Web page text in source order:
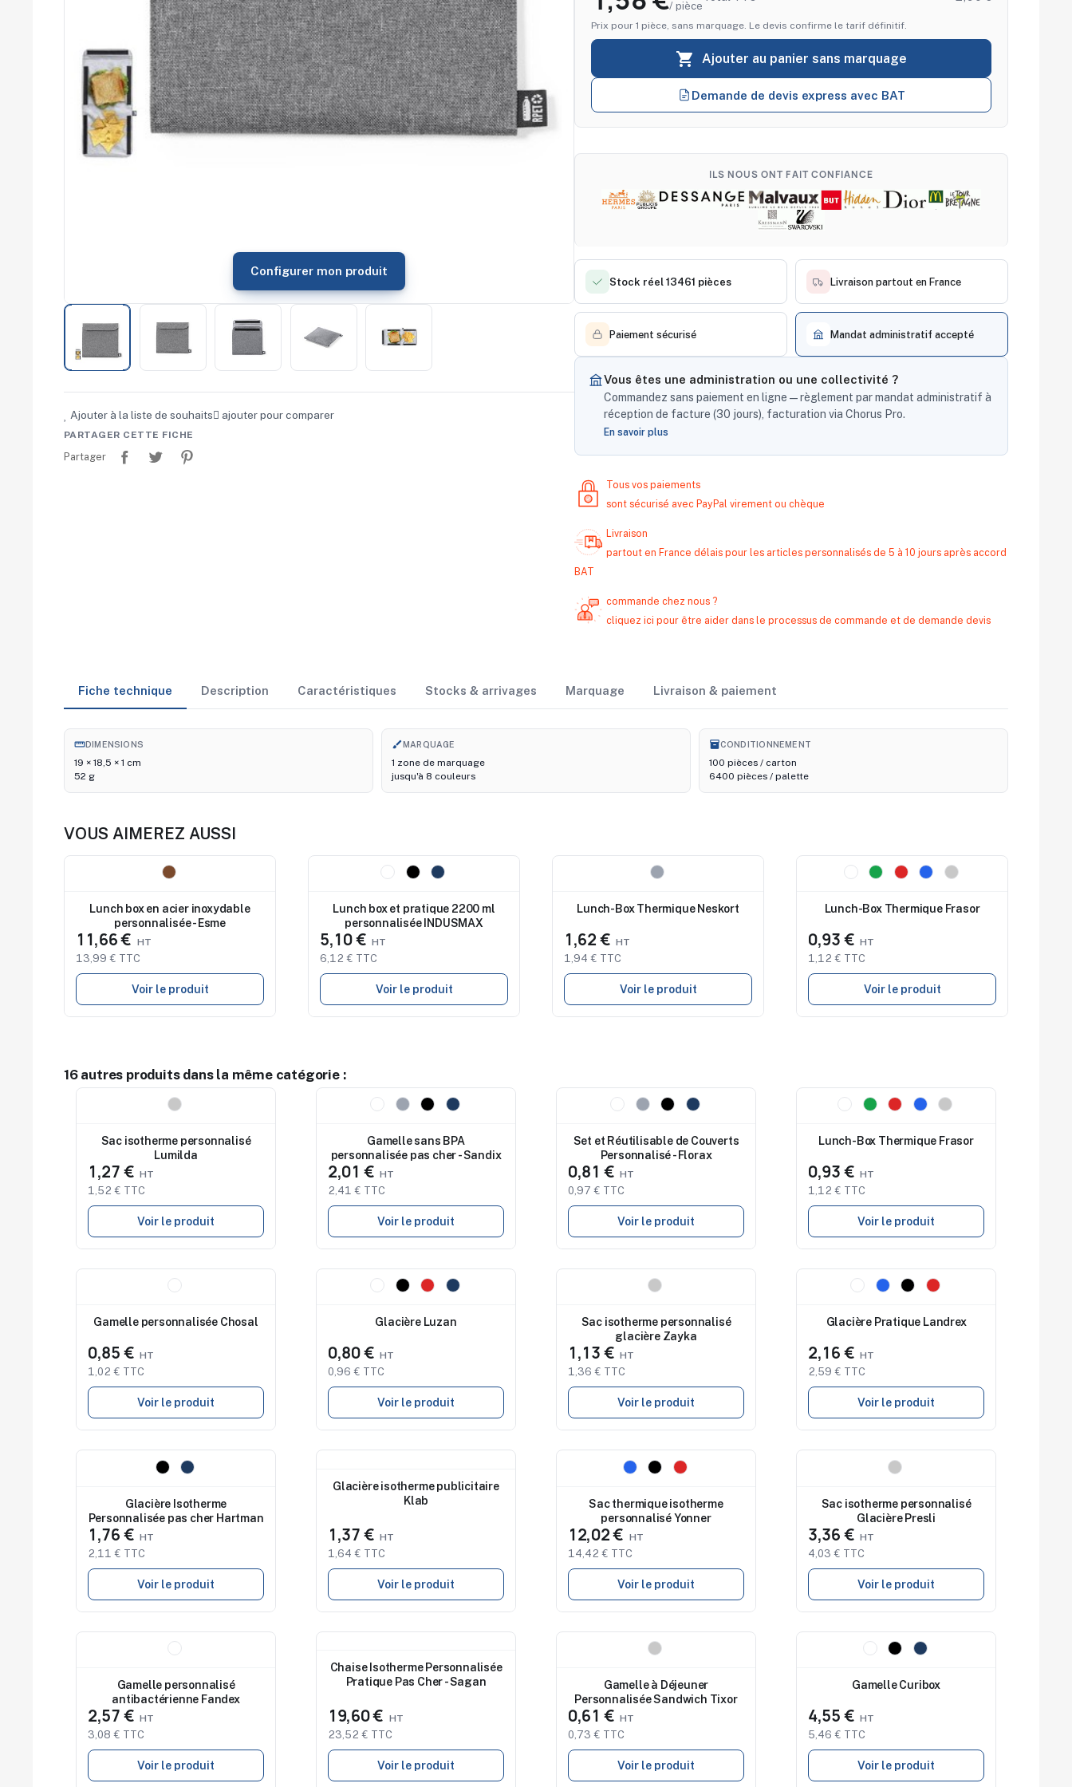
Séminaires
Team building
Portes ouvertes
Cadeaux d'entreprise
Fin d'année
Rentrée
Cérémonies
Configurer mon produit
Ajouter à la liste de souhaits ajouter pour comparer
PARTAGER CETTE FICHE
Partager
/ pièce
Prix pour 1 pièce, sans marquage. Le devis confirme le tarif définitif.
 Ajouter au panier sans marquage
Demande de devis express avec BAT
ILS NOUS ONT FAIT CONFIANCE
Stock réel 13461 pièces Livraison partout en France
Paiement sécurisé Mandat administratif accepté
Vous êtes une administration ou une collectivité ?
Commandez sans paiement en ligne — règlement par mandat administratif à
réception de facture (30 jours), facturation via Chorus Pro.
En savoir plus
Tous vos paiements
sont sécurisé avec PayPal virement ou chèque
Livraison
partout en France délais pour les articles personnalisés de 5 à 10 jours après accord
BAT
commande chez nous ?
cliquez ici pour être aider dans le processus de commande et de demande devis
Fiche technique Description Caractéristiques Stocks & arrivages Marquage Livraison & paiement
straightenDIMENSIONS
19 × 18,5 × 1 cm
52 g
brushMARQUAGE
1 zone de marquage
jusqu'à 8 couleurs
inventory_2
CONDITIONNEMENT
100 pièces / carton
6400 pièces / palette
VOUS AIMEREZ AUSSI
Lunch box en acier inoxydable
personnalisée - Esme
11,66 €
13,99 € TTC
Voir le produit
Lunch box et pratique 2200 ml
personnalisée INDUSMAX
5,10 €
6,12 € TTC
Voir le produit
Lunch-Box Thermique Neskort
1,62 €
1,94 € TTC
Voir le produit
Nouveau
Lunch-Box Thermique Frasor
0,93 €
1,12 € TTC
Voir le produit
16 autres produits dans la même catégorie :
Sac isotherme personnalisé
Lumilda
1,27 €
1,52 € TTC
Voir le produit
Nouveau
Gamelle sans BPA
personnalisée pas cher - Sandix
2,01 €
2,41 € TTC
Voir le produit
Nouveau
Set et Réutilisable de Couverts
Personnalisé - Florax
0,81 €
0,97 € TTC
Voir le produit
Nouveau
Lunch-Box Thermique Frasor
0,93 €
1,12 € TTC
Voir le produit
Gamelle personnalisée Chosal
0,85 €
1,02 € TTC
Voir le produit
Nouveau
Glacière Luzan
0,80 €
0,96 € TTC
Voir le produit
Sac isotherme personnalisé
glacière Zayka
1,13 €
1,36 € TTC
Voir le produit
Nouveau
Glacière Pratique Landrex
2,16 €
2,59 € TTC
Voir le produit
Glacière Isotherme
Personnalisée pas cher Hartman
1,76 €
2,11 € TTC
Voir le produit
Glacière isotherme publicitaire
Klab
1,37 €
1,64 € TTC
Voir le produit
Sac thermique isotherme
personnalisé Yonner
12,02 €
14,42 € TTC
Voir le produit
Sac isotherme personnalisé
Glacière Presli
3,36 €
4,03 € TTC
Voir le produit
Gamelle personnalisé
antibactérienne Fandex
2,57 €
3,08 € TTC
Voir le produit
Chaise Isotherme Personnalisée
Pratique Pas Cher - Sagan
19,60 €
23,52 € TTC
Voir le produit
Gamelle à Déjeuner
Personnalisée Sandwich Tixor
0,61 €
0,73 € TTC
Voir le produit
Gamelle Curibox
4,55 €
5,46 € TTC
Voir le produit